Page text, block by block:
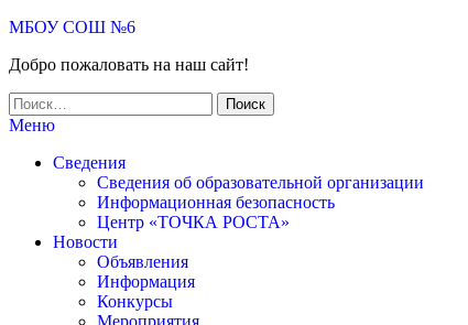
МБОУ СОШ №6
Добро пожаловать на наш сайт!
Меню
Сведения
Сведения об образовательной организации
Информационная безопасность
Центр «ТОЧКА РОСТА»
Новости
Объявления
Информация
Конкурсы
Мероприятия